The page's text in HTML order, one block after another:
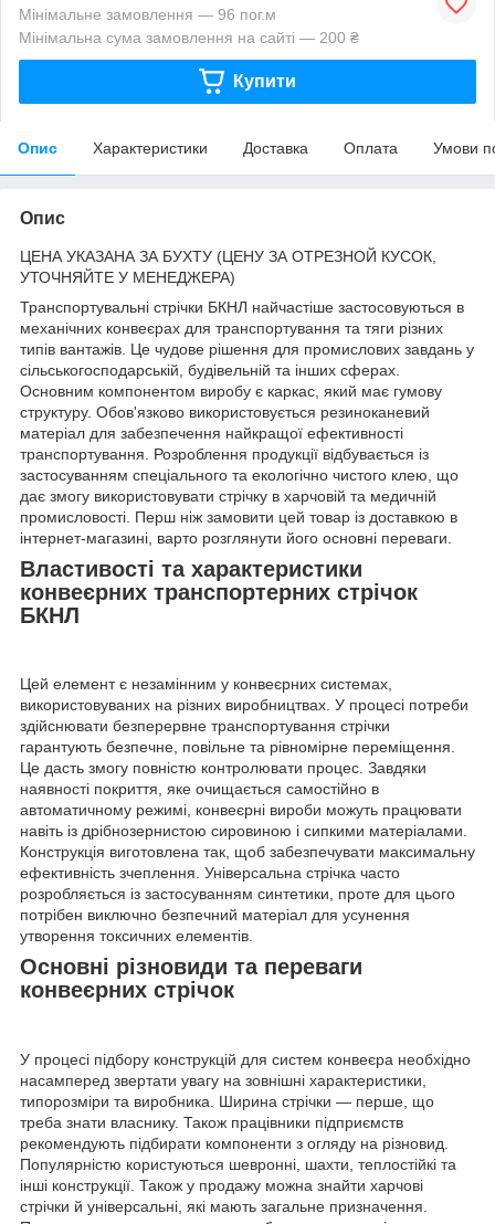
Мінімальне замовлення — 96 пог.м
Мінімальна сума замовлення на сайті — 200 ₴
Купити
Опис Характеристики Доставка Оплата Умови
Опис
ЦЕНА УКАЗАНА ЗА БУХТУ (ЦЕНУ ЗА ОТРЕЗНОЙ КУСОК,
УТОЧНЯЙТЕ У МЕНЕДЖЕРА)
Транспортувальні стрічки БКНЛ найчастіше застосовуються в
механічних конвеєрах для транспортування та тяги різних
типів вантажів. Це чудове рішення для промислових завдань у
сільськогосподарській, будівельній та інших сферах.
Основним компонентом виробу є каркас, який має гумову
структуру. Обов'язково використовується резиноканевий
матеріал для забезпечення найкращої ефективності
транспортування. Розроблення продукції відбувається із
застосуванням спеціального та екологічно чистого клею, що
дає змогу використовувати стрічку в харчовій та медичній
промисловості. Перш ніж замовити цей товар із доставкою в
інтернет-магазині, варто розглянути його основні переваги.
Властивості та характеристики
конвеєрних транспортерних стрічок
БКНЛ
Цей елемент є незамінним у конвеєрних системах,
використовуваних на різних виробництвах. У процесі потреби
здійснювати безперервне транспортування стрічки
гарантують безпечне, повільне та рівномірне переміщення.
Це дасть змогу повністю контролювати процес. Завдяки
наявності покриття, яке очищається самостійно в
автоматичному режимі, конвеєрні вироби можуть працювати
навіть із дрібнозернистою сировиною і сипкими матеріалами.
Конструкція виготовлена так, щоб забезпечувати максимальну
ефективність зчеплення. Універсальна стрічка часто
розробляється із застосуванням синтетики, проте для цього
потрібен виключно безпечний матеріал для усунення
утворення токсичних елементів.
Основні різновиди та переваги
конвеєрних стрічок
У процесі підбору конструкцій для систем конвеєра необхідно
насамперед звертати увагу на зовнішні характеристики,
типорозміри та виробника. Ширина стрічки — перше, що
треба знати власнику. Також працівники підприємств
рекомендують підбирати компоненти з огляду на різновид.
Популярністю користуються шевронні, шахти, теплостійкі та
інші конструкції. Також у продажу можна знайти харчові
стрічки й універсальні, які мають загальне призначення.